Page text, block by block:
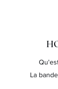
La